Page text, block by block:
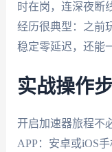
时在岗，连深夜断
经历很典型：之前
稳定零延迟，还能
实战操作
开启加速器旅程不
APP：安卓或iOS